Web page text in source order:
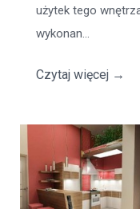
użytek tego
wykonan...
Czytaj więcej →